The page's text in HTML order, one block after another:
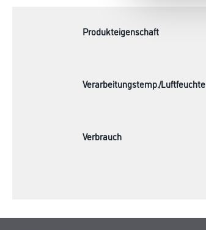
Produkteigenschaft
Verarbeitungstemp./Luftfeuchte
Verbrauch